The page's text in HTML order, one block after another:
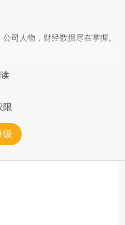
司人物，财经数据尽在掌握。
限
级